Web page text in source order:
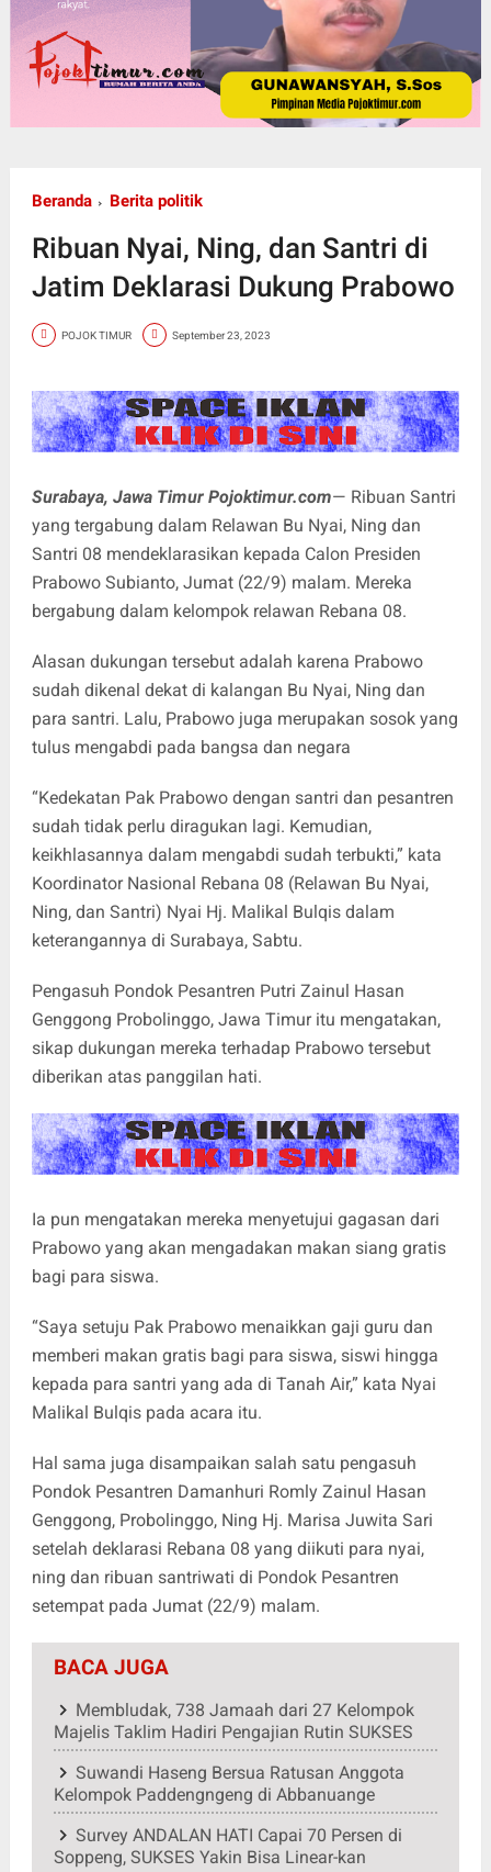
Beranda Berita politik
Ribuan Nyai, Ning, dan Santri di
Jatim Deklarasi Dukung Prabowo
POJOK TIMUR September 23, 2023
Surabaya, Jawa Timur Pojoktimur.com— Ribuan Santri
yang tergabung dalam Relawan Bu Nyai, Ning dan
Santri 08 mendeklarasikan kepada Calon Presiden
Prabowo Subianto, Jumat (22/9) malam. Mereka
bergabung dalam kelompok relawan Rebana 08.
Alasan dukungan tersebut adalah karena Prabowo
sudah dikenal dekat di kalangan Bu Nyai, Ning dan
para santri. Lalu, Prabowo juga merupakan sosok yang
tulus mengabdi pada bangsa dan negara
“Kedekatan Pak Prabowo dengan santri dan pesantren
sudah tidak perlu diragukan lagi. Kemudian,
keikhlasannya dalam mengabdi sudah terbukti,” kata
Koordinator Nasional Rebana 08 (Relawan Bu Nyai,
Ning, dan Santri) Nyai Hj. Malikal Bulqis dalam
keterangannya di Surabaya, Sabtu.
Pengasuh Pondok Pesantren Putri Zainul Hasan
Genggong Probolinggo, Jawa Timur itu mengatakan,
sikap dukungan mereka terhadap Prabowo tersebut
diberikan atas panggilan hati.
Ia pun mengatakan mereka menyetujui gagasan dari
Prabowo yang akan mengadakan makan siang gratis
bagi para siswa.
“Saya setuju Pak Prabowo menaikkan gaji guru dan
memberi makan gratis bagi para siswa, siswi hingga
kepada para santri yang ada di Tanah Air,” kata Nyai
Malikal Bulqis pada acara itu.
Hal sama juga disampaikan salah satu pengasuh
Pondok Pesantren Damanhuri Romly Zainul Hasan
Genggong, Probolinggo, Ning Hj. Marisa Juwita Sari
setelah deklarasi Rebana 08 yang diikuti para nyai,
ning dan ribuan santriwati di Pondok Pesantren
setempat pada Jumat (22/9) malam.
BACA JUGA
Membludak, 738 Jamaah dari 27 Kelompok
Majelis Taklim Hadiri Pengajian Rutin SUKSES
Suwandi Haseng Bersua Ratusan Anggota
Kelompok Paddengngeng di Abbanuange
Survey ANDALAN HATI Capai 70 Persen di
Soppeng, SUKSES Yakin Bisa Linear-kan